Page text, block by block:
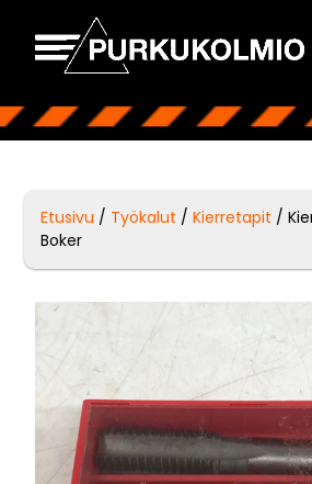
Etusivu / Työkalut /Kierretapit /
Boker